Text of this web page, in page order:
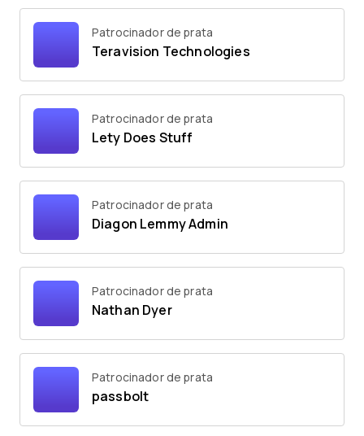
Patrocinador de prata
Teravision Technologies
Patrocinador de prata
Lety Does Stuff
Patrocinador de prata
Diagon Lemmy Admin
Patrocinador de prata
Nathan Dyer
Patrocinador de prata
passbolt